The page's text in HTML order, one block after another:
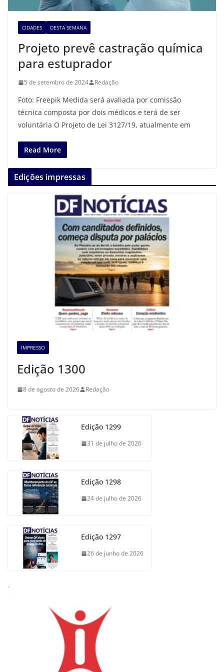
CIDADES DESTA SEMANA
Projeto prevê castração química
para estuprador
5 de setembro de 2024 Redação
Foto: Freepik Medida será avaliada por comissão
técnica composta por dois médicos e terá de ser
voluntária O Projeto de Lei 3127/19, atualmente em
Read More
Edições impressas
IMPRESSO
Edição 1300
8 de agosto de 2026 Redação
Edição 1299
31 de julho de 2026
Edição 1298
24 de julho de 2026
Edição 1297
26 de junho de 2026